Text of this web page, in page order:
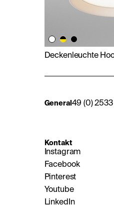
Deckenleuchte
General49 (0)
Kontakt
Instagram
Facebook
Pinterest
Youtube
LinkedIn